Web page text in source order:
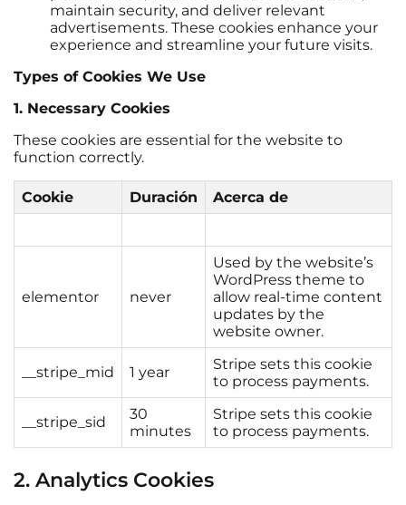
maintain security, and deliver relevant
advertisements. These cookies enhance your
experience and streamline your future visits.
Types of Cookies We Use
1. Necessary Cookies
These cookies are essential for the website to
function correctly.
Cookie Duración Acerca de
elementor never
Used by the website’s
WordPress theme to
allow real-time content
updates by the
website owner.
__stripe_mid 1 year
Stripe sets this cookie
to process payments.
__stripe_sid
30
minutes
Stripe sets this cookie
to process payments.
2. Analytics Cookies